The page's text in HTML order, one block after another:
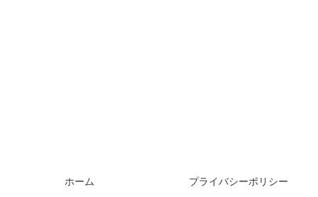
ホーム プライバシーポリシー